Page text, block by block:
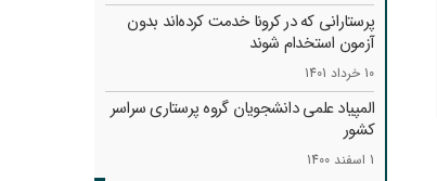
پرستارانی که در کرونا خدمت کرد‌ه‌اند بدون
آزمون استخدام شوند
10 خرداد 1401
المپیاد علمی دانشجویان گروه پرستاری سراسر
کشور
1 اسفند 1400